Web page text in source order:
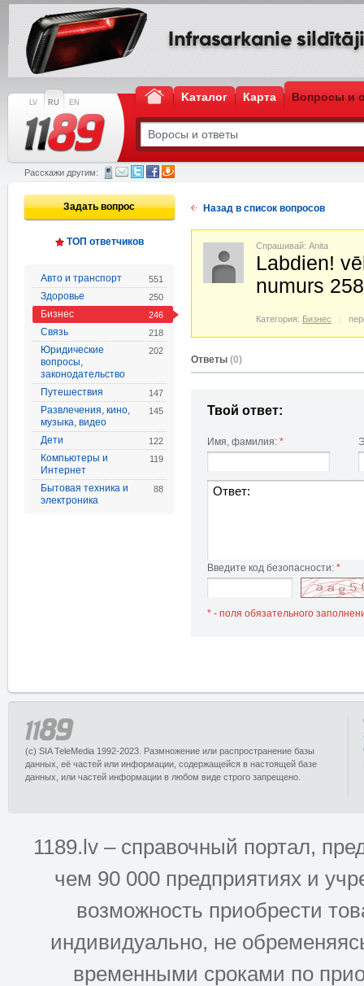
LV RU EN Kаталог Карта Вопросы и
Расскажи другим:
Задать вопрос
ТОП ответчиков
Авто и транспорт 551
Здоровье 250
Бизнес 246
Связь 218
Юридические
вопросы,
законодательство
202
Путешествия 147
Развлечения, кино,
музыка, видео
145
Дети 122
Компьютеры и
Интернет
119
Бытовая техника и
электроника
88
Назад в список вопросов
Спрашивай: Anita
Labdien!
numurs
Категория: Бизнес
Oтветы (0)
Твой ответ:
Имя, фамилия: *
Введите код безопасности: *
* - поля обязательного
(c) SIA TeleMedia 1992-2023. Размножение или распространение базы
данных, её частей или информации, содержащейся в настоящей базе
данных, или частей информации в любом виде строго запрещено.
1189.lv – справочный портал,
чем 90 000 предприятиях и
возможность приобрести
индивидуально, не
временными сроками по